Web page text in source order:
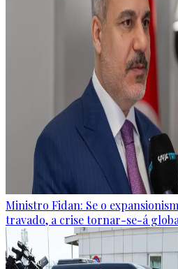
Ministro Fidan: Se o
travado, a crise tornar-se-á